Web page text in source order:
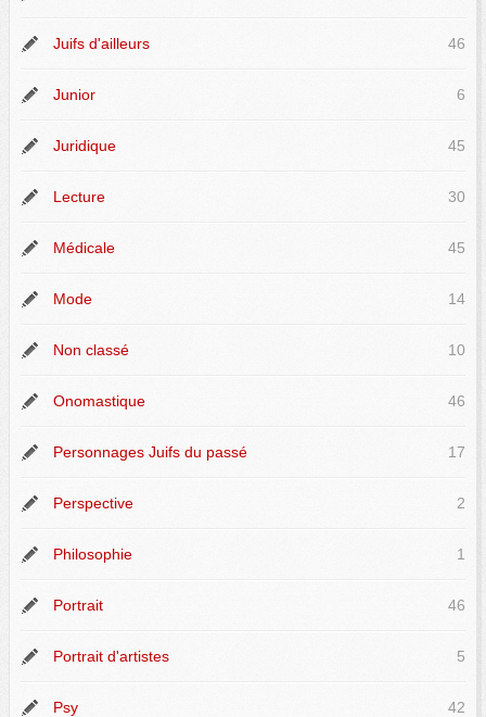
Juifs d'ailleurs 46
Junior 6
Juridique 45
Lecture 30
Médicale 45
Mode 14
Non classé 10
Onomastique 46
Personnages Juifs du passé 17
Perspective 2
Philosophie 1
Portrait 46
Portrait d'artistes 5
Psy 42